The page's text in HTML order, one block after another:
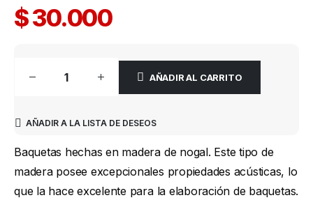
$30.000
AÑADIR AL CARRITO
AÑADIR A LA LISTA DE DESEOS
Baquetas hechas en madera de nogal. Este tipo de
madera posee excepcionales propiedades acústicas, lo
que la hace excelente para la elaboración de baquetas.